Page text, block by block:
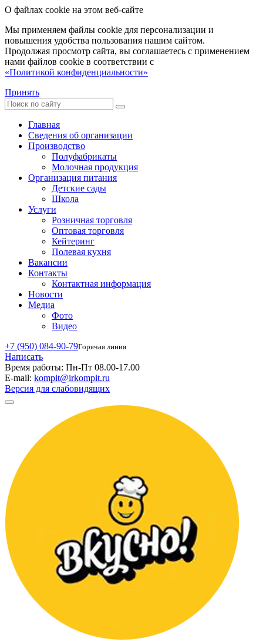
О файлах cookie на этом веб-сайте
Мы применяем файлы cookie для персонализации и
повышения удобства пользования нашим сайтом.
Продолжая просмотр сайта, вы соглашаетесь с применением
нами файлов cookie в соответствии с
«Политикой конфиденциальности»
Принять
Главная
Сведения об организации
Производство
Полуфабрикаты
Молочная продукция
Организация питания
Детские сады
Школа
Услуги
Розничная торговля
Оптовая торговля
Кейтеринг
Полевая кухня
Вакансии
Контакты
Контактная информация
Новости
Медиа
Фото
Видео
+7 (950) 084-90-79Горячая линия
Написать
Время работы: Пн-Пт 08.00-17.00
E-mail: kompit@irkompit.ru
Версия для слабовидящих